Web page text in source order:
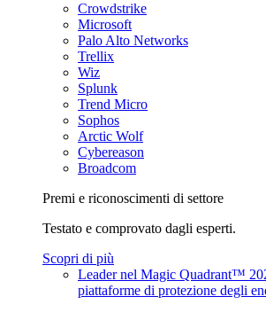
Crowdstrike
Microsoft
Palo Alto Networks
Trellix
Wiz
Splunk
Trend Micro
Sophos
Arctic Wolf
Cybereason
Broadcom
Premi e riconoscimenti di settore
Testato e comprovato dagli esperti.
Scopri di più
Leader nel Magic Quadrant™
piattaforme di protezione degli